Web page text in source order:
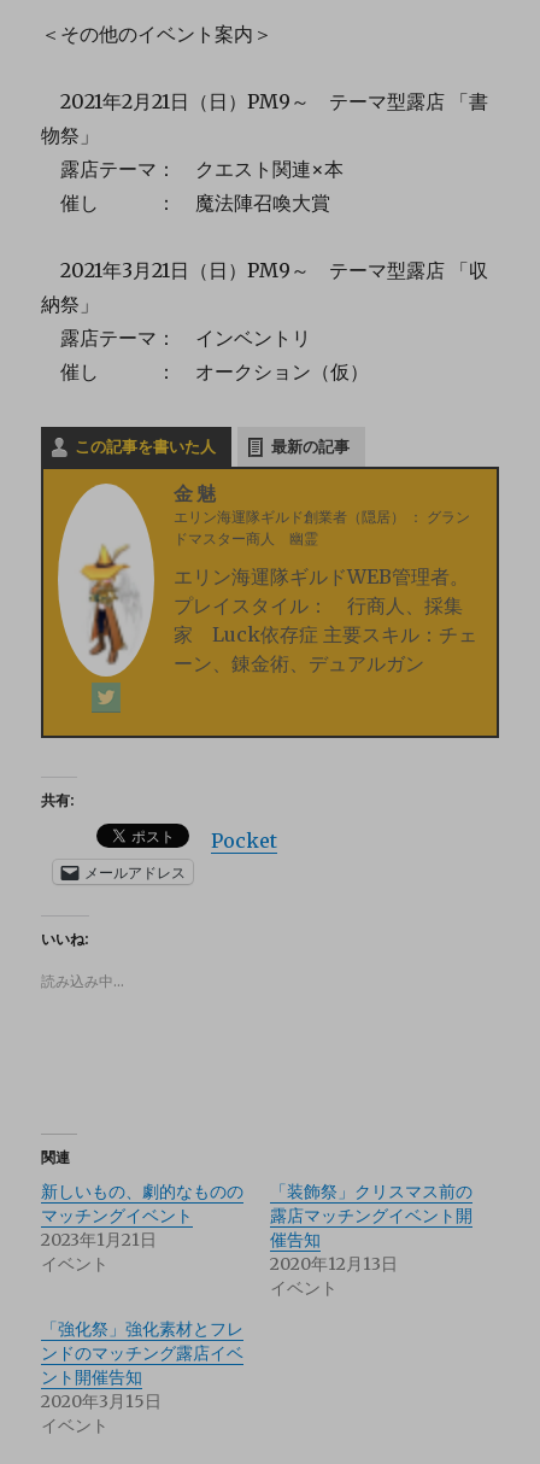
＜その他のイベント案内＞
2021年2月21日（日）PM9～ テーマ型露店 「書
物祭」
露店テーマ： クエスト関連×本
催し ： 魔法陣召喚大賞
2021年3月21日（日）PM9～ テーマ型露店 「収
納祭」
露店テーマ： インベントリ
催し ： オークション（仮）
この記事を書いた人 最新の記事
金魅
エリン海運隊ギルド創業者（隠居） ： グラン
ドマスター商人 幽霊
エリン海運隊ギルドWEB管理者。
プレイスタイル： 行商人、採集
家 Luck依存症 主要スキル：チェ
ーン、錬金術、デュアルガン
共有:
Pocket
メールアドレス
いいね:
読み込み中…
関連
新しいもの、劇的なものの
マッチングイベント
2023年1月21日
イベント
「装飾祭」クリスマス前の
露店マッチングイベント開
催告知
2020年12月13日
イベント
「強化祭」強化素材とフレ
ンドのマッチング露店イベ
ント開催告知
2020年3月15日
イベント